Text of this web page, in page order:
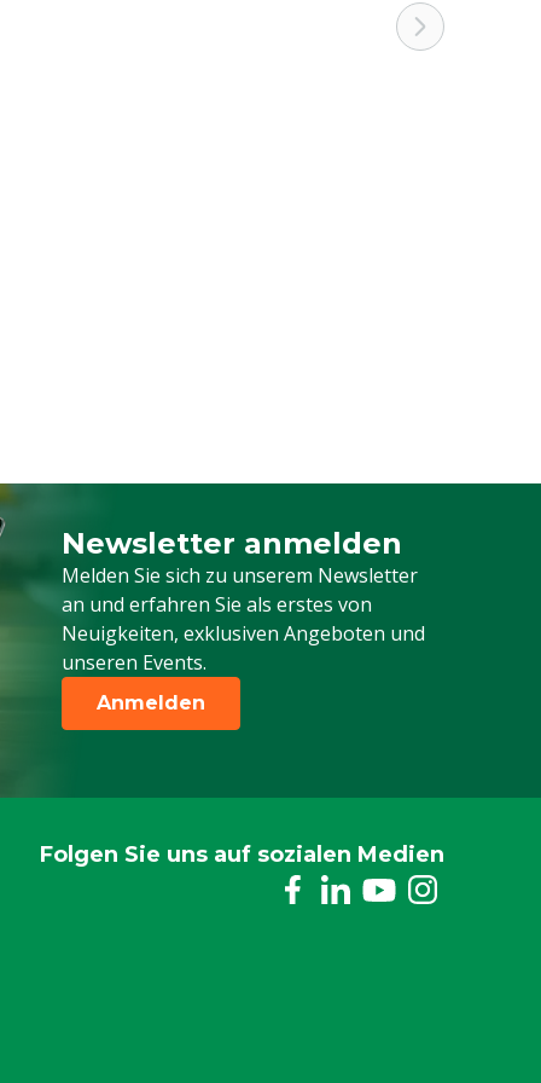
Newsletter anmelden
Melden Sie sich zu unserem Newsletter
an und erfahren Sie als erstes von
Neuigkeiten, exklusiven Angeboten und
unseren Events.
Melden Sie sich für unseren Newsletter
Anmelden
Folgen Sie uns auf sozialen Medien